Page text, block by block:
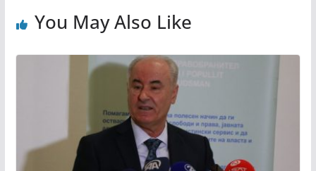
You May Also Like